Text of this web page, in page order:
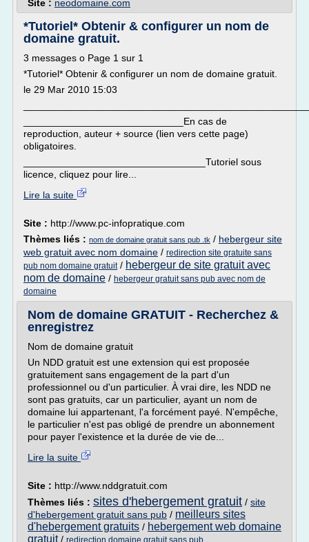
Site : neodomaine.com
*Tutoriel* Obtenir & configurer un nom de
domaine gratuit.
3 messages o Page 1 sur 1
*Tutoriel* Obtenir & configurer un nom de domaine gratuit.
le 29 Mar 2010 15:03
_____________________________En cas de
reproduction, auteur + source (lien vers cette page)
obligatoires.
_________________________________Tutoriel sous
licence, cliquez pour lire...
Lire la suite
Site : http://www.pc-infopratique.com
Thèmes liés : nom de domaine gratuit sans pub .tk / hebergeur site
web gratuit avec nom domaine / redirection site gratuite sans
pub nom domaine gratuit/ hebergeur de site gratuit avec
nom de domaine / hebergeur gratuit sans pub avec nom de
domaine
Nom de domaine GRATUIT - Recherchez &
enregistrez
Nom de domaine gratuit
Un NDD gratuit est une extension qui est proposée
gratuitement sans engagement de la part d'un
professionnel ou d'un particulier. À vrai dire, les NDD ne
sont pas gratuits, car un particulier, ayant un nom de
domaine lui appartenant, l'a forcément payé. N'empêche,
le particulier n'est pas obligé de prendre un abonnement
pour payer l'existence et la durée de vie de...
Lire la suite
Site : http://www.nddgratuit.com
Thèmes liés : sites d'hebergement gratuit / site
d'hebergement gratuit sans pub / meilleurs sites
d'hebergement gratuits / hebergement web domaine
gratuit/ redirection domaine gratuit sans pub